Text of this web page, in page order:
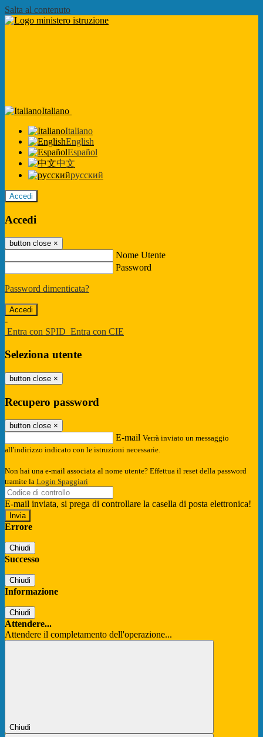
Salta al contenuto
Italiano
Italiano
English
Español
中文
русский
Accedi
Accedi
button close ×
Nome Utente
Password
Password dimenticata?
-
Entra con SPID Entra con CIE
Seleziona utente
button close ×
Recupero password
button close ×
E-mail Verrà inviato un messaggio
all'indirizzo indicato con le istruzioni necessarie.
Non hai una e-mail associata al nome utente? Effettua il reset della password
tramite la Login Spaggiari
E-mail inviata, si prega di controllare la casella di posta elettronica!
Errore
Chiudi
Successo
Chiudi
Informazione
Chiudi
Attendere...
Attendere il completamento dell'operazione...
Chiudi